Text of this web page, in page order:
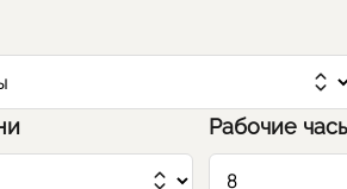
Рабочие